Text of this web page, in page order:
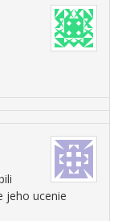
jeho ucenie